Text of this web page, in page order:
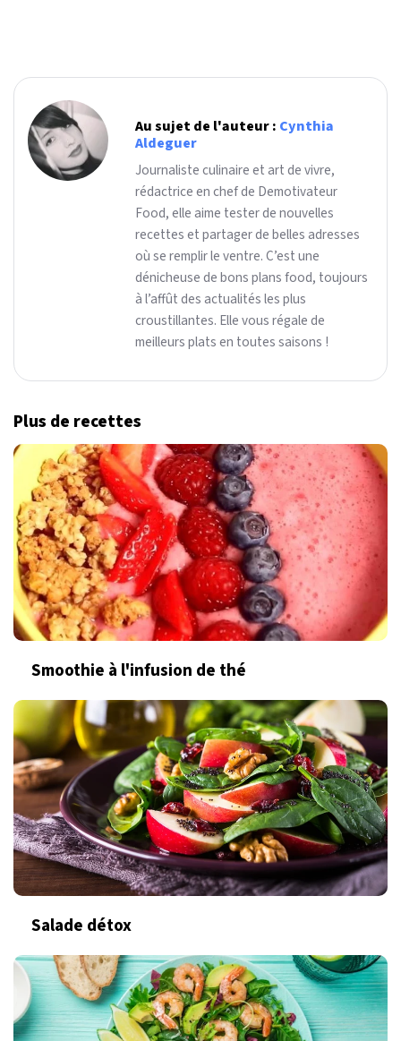
Au sujet de l'auteur : Cynthia
Aldeguer
Journaliste culinaire et art de vivre,
rédactrice en chef de Demotivateur
Food, elle aime tester de nouvelles
recettes et partager de belles adresses
où se remplir le ventre. C’est une
dénicheuse de bons plans food, toujours
à l’affût des actualités les plus
croustillantes. Elle vous régale de
meilleurs plats en toutes saisons !
Plus de recettes
Smoothie à l'infusion de thé
Salade détox